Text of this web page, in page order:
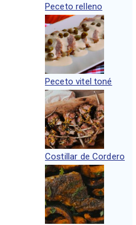
Peceto relleno
Peceto vitel toné
Costillar de Cordero